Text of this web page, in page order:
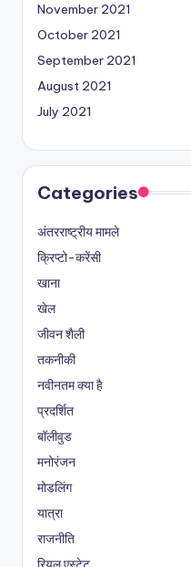
November 2021
October 2021
September 2021
August 2021
July 2021
Categories
अंतरराष्ट्रीय मामले
क्रिप्टो-करेंसी
खाना
खेल
जीवन शैली
तकनीकी
नवीनतम क्या है
प्रदर्शित
बॉलीवुड
मनोरंजन
मोडलिंग
यात्रा
राजनीति